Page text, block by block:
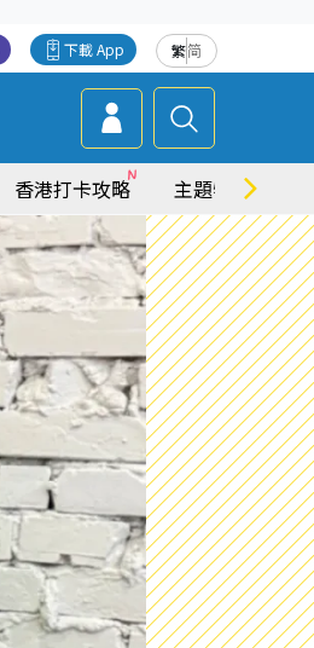
繁简
下載 App
香港打卡攻略 主題特集